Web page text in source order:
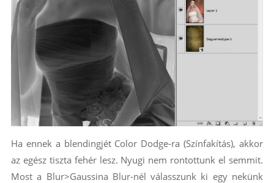
Ha ennek a blendingjét Color Dodge-ra (Színfakítás), akkor
az egész tiszta fehér lesz. Nyugi nem rontottunk el semmit.
Most a Blur>Gaussina Blur-nél válasszunk ki egy nekünk